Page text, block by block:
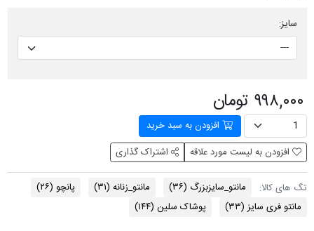
سایز:
۹۹۸,۰۰۰ تومان
افزودن به سبد خرید
افزودن به لیست مورد علاقه
اشتراک گذاری
تگ های کالا: مانتو_سایزبزرگ (۳۶) مانتو_زنانه (۳۱) پانچو (۲۶)
مانتو فری سایز (۳۳) پوشاک سلین (۱۴۴)